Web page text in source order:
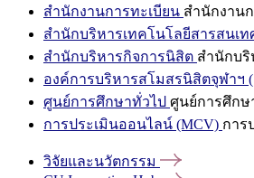
สำนักงานการทะเบียน สำนักงาน
สำนักบริหารเทคโนโลยีสารสนเท
สำนักบริหารกิจการนิสิต สำนักบ
องค์การบริหารสโมสรนิสิตจุฬาฯ
ศูนย์การศึกษาทั่วไป ศูนย์การศึกษ
การประเมินออนไลน์ (MCV) การ
วิจัยและนวัตกรรม